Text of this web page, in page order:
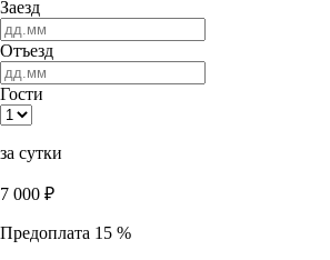
Заезд
Отъезд
Гости
за сутки
7 000 ₽
Предоплата 15 %